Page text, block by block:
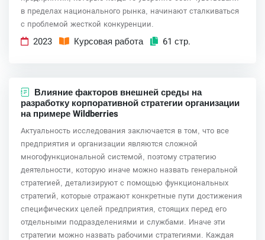
в пределах национального рынка, начинают сталкиваться
с проблемой жесткой конкуренции.
2023 Курсовая работа 61 стр.
Влияние факторов внешней среды на
разработку корпоративной стратегии организации
на примере Wildberries
Актуальность исследования заключается в том, что все
предприятия и организации являются сложной
многофункциональной системой, поэтому стратегию
деятельности, которую иначе можно назвать генеральной
стратегией, детализируют с помощью функциональных
стратегий, которые отражают конкретные пути достижения
специфических целей предприятия, стоящих перед его
отдельными подразделениями и службами. Иначе эти
стратегии можно назвать рабочими стратегиями. Каждая